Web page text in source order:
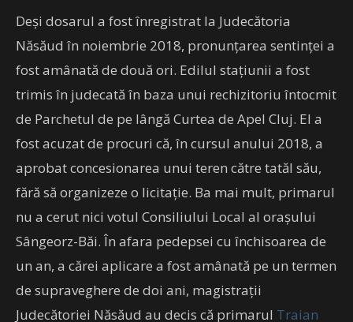
Deși dosarul a fost înregistrat la Judecătoria
Năsăud în noiembrie 2018, pronunţarea sentinţei a
fost amânată de două ori. Edilul stațiunii a fost
trimis în judecată în baza unui rechizitoriu întocmit
de Parchetul de pe lângă Curtea de Apel Cluj. El a
fost acuzat de procuri că, în cursul anului 2018, a
aprobat concesionarea unui teren către tatăl său,
fără să organizeze o licitație. Ba mai mult, primarul
nu a cerut nici votul Consiliului Local al oraşului
Sângeorz-Băi. În afara pedepsei cu închisoarea de
un an, a cărei aplicare a fost amânată pe un termen
de supraveghere de doi ani, magistrații
Judecătoriei Năsăud au decis că primarul Traian